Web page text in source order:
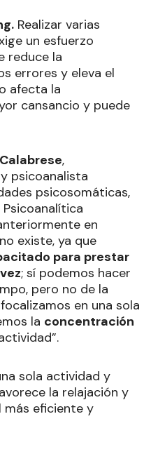
Realizar varias
un esfuerzo
reduce la
errores y eleva el
afecta la
cansancio y puede
,
psicoanalista
psicosomáticas,
en
no existe, ya que
para prestar
; sí podemos hacer
pero no de la
en una sola
la concentración
sola actividad y
la relajación y
más eficiente y